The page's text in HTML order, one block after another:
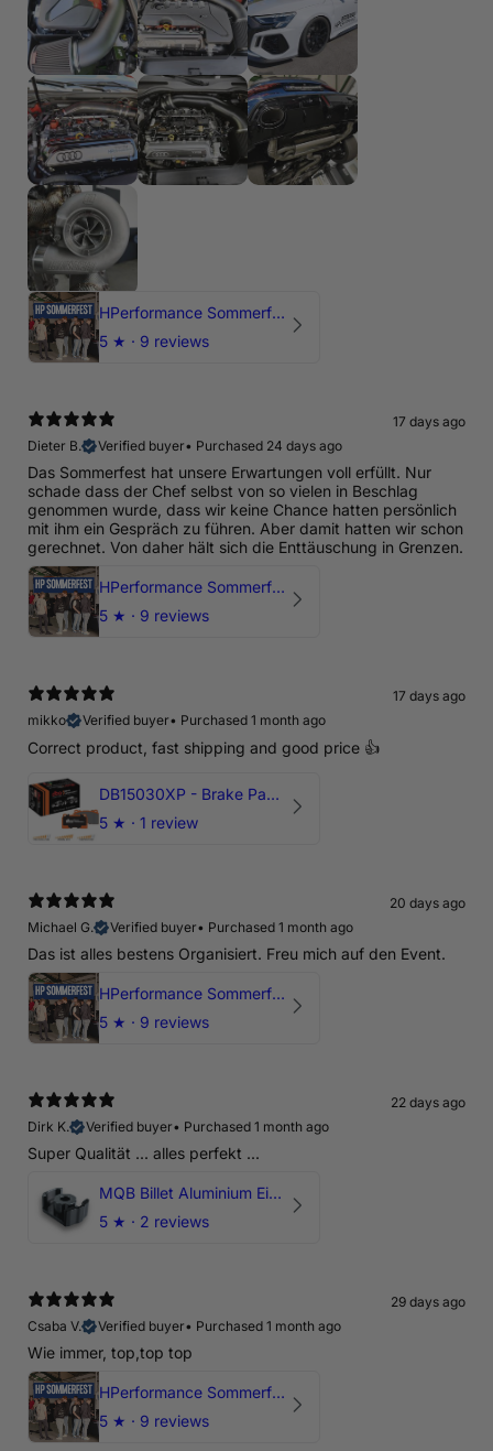
HPerformance Sommerfest 2026
5 ★ · 9 reviews
17 days ago
Dieter B.
Verified buyer• Purchased 24 days ago
Das Sommerfest hat unsere Erwartungen voll erfüllt. Nur
schade dass der Chef selbst von so vielen in Beschlag
genommen wurde, dass wir keine Chance hatten persönlich
mit ihm ein Gespräch zu führen. Aber damit hatten wir schon
gerechnet. Von daher hält sich die Enttäuschung in Grenzen.
HPerformance Sommerfest 2026
5 ★ · 9 reviews
17 days ago
mikko
Verified buyer• Purchased 1 month ago
Correct product, fast shipping and good price 👍
DB15030XP - Brake Pads Xtreme Performance | Front Axle
5 ★ · 1 review
20 days ago
Michael G.
Verified buyer• Purchased 1 month ago
Das ist alles bestens Organisiert. Freu mich auf den Event.
HPerformance Sommerfest 2026
5 ★ · 9 reviews
22 days ago
Dirk K.
Verified buyer• Purchased 1 month ago
Super Qualität ... alles perfekt ...
MQB Billet Aluminium Einsatz Drehmomentstütze - DOGBONE für Audi RS3, TTRS, RSQ3
5 ★ · 2 reviews
29 days ago
Csaba V.
Verified buyer• Purchased 1 month ago
Wie immer, top,top top
HPerformance Sommerfest 2026
5 ★ · 9 reviews